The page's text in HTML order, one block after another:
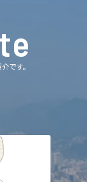
です。